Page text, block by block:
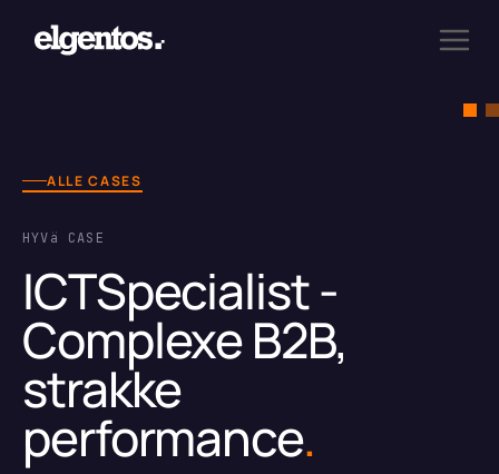
ALLE CASES
HYVä CASE
ICTSpecialist -
Complexe B2B,
strakke
performance.